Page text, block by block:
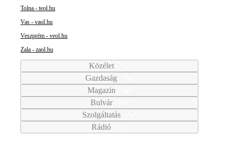
Tolna - teol.hu
Vas - vaol.hu
Veszprém - veol.hu
Zala - zaol.hu
Közélet
Gazdaság
Magazin
Bulvár
Szolgáltatás
Rádió